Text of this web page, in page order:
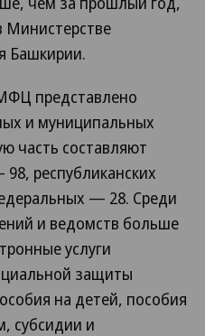
Министерстве
Башкирии.
представлено
и муниципальных
часть составляют
республиканских
— 28. Среди
и ведомств больше
услуги
защиты
на детей, пособия
субсидии и